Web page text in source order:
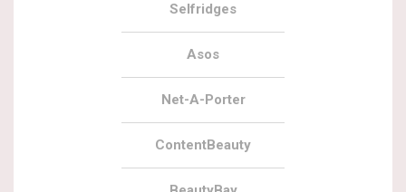
Selfridges
Asos
Net-A-Porter
ContentBeauty